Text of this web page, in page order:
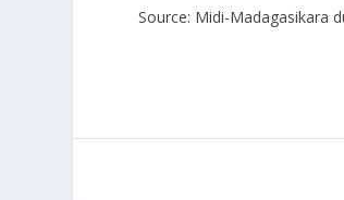
Source: Midi-Madagasikara